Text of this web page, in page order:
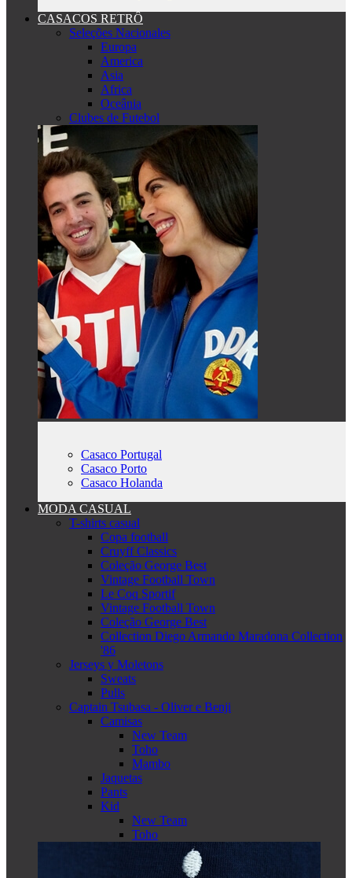
CASACOS RETRÔ
Seleções Nacionales
Europa
America
Asia
Africa
Oceânia
Clubes de Futebol
Casaco Portugal
Casaco Porto
Casaco Holanda
MODA CASUAL
T-shirts casual
Copa football
Cruyff Classics
Coleção George Best
Vintage Football Town
Le Coq Sportif
Vintage Football Town
Coleção George Best
Collection Diego Armando Maradona Collection
'86
Jerseys y Moletons
Sweats
Pulls
Captain Tsubasa - Oliver e Benji
Camisas
New Team
Toho
Mambo
Jaquetas
Pants
Kid
New Team
Toho